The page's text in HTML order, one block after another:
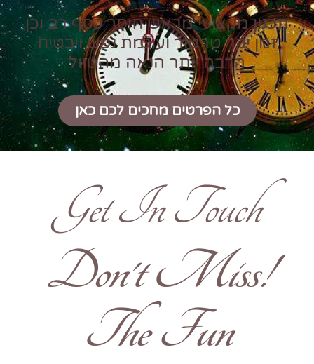
תכנון מקצועי מראש חוסך כסף רב וכן
זמן יקר טרטור ועוגמת נפש ויבטיח
הרבה יותר הנאה מהטיול
כל הפרטים מחכים לכם כאן
Get In Touch
!Don't Miss
The Fun